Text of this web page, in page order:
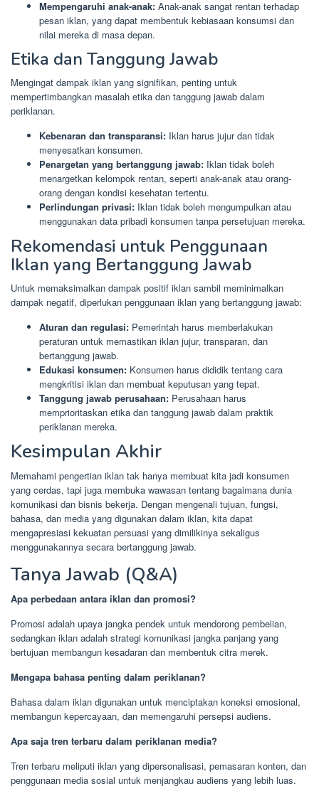
Mempengaruhi anak-anak: Anak-anak sangat rentan terhadap
pesan iklan, yang dapat membentuk kebiasaan konsumsi dan
nilai mereka di masa depan.
Etika dan Tanggung Jawab
Mengingat dampak iklan yang signifikan, penting untuk
mempertimbangkan masalah etika dan tanggung jawab dalam
periklanan.
Kebenaran dan transparansi: Iklan harus jujur dan tidak
menyesatkan konsumen.
Penargetan yang bertanggung jawab: Iklan tidak boleh
menargetkan kelompok rentan, seperti anak-anak atau orang-
orang dengan kondisi kesehatan tertentu.
Perlindungan privasi: Iklan tidak boleh mengumpulkan atau
menggunakan data pribadi konsumen tanpa persetujuan mereka.
Rekomendasi untuk Penggunaan
Iklan yang Bertanggung Jawab
Untuk memaksimalkan dampak positif iklan sambil meminimalkan
dampak negatif, diperlukan penggunaan iklan yang bertanggung jawab:
Aturan dan regulasi: Pemerintah harus memberlakukan
peraturan untuk memastikan iklan jujur, transparan, dan
bertanggung jawab.
Edukasi konsumen: Konsumen harus dididik tentang cara
mengkritisi iklan dan membuat keputusan yang tepat.
Tanggung jawab perusahaan: Perusahaan harus
memprioritaskan etika dan tanggung jawab dalam praktik
periklanan mereka.
Kesimpulan Akhir
Memahami pengertian iklan tak hanya membuat kita jadi konsumen
yang cerdas, tapi juga membuka wawasan tentang bagaimana dunia
komunikasi dan bisnis bekerja. Dengan mengenali tujuan, fungsi,
bahasa, dan media yang digunakan dalam iklan, kita dapat
mengapresiasi kekuatan persuasi yang dimilikinya sekaligus
menggunakannya secara bertanggung jawab.
Tanya Jawab (Q&A)
Apa perbedaan antara iklan dan promosi?
Promosi adalah upaya jangka pendek untuk mendorong pembelian,
sedangkan iklan adalah strategi komunikasi jangka panjang yang
bertujuan membangun kesadaran dan membentuk citra merek.
Mengapa bahasa penting dalam periklanan?
Bahasa dalam iklan digunakan untuk menciptakan koneksi emosional,
membangun kepercayaan, dan memengaruhi persepsi audiens.
Apa saja tren terbaru dalam periklanan media?
Tren terbaru meliputi iklan yang dipersonalisasi, pemasaran konten, dan
penggunaan media sosial untuk menjangkau audiens yang lebih luas.